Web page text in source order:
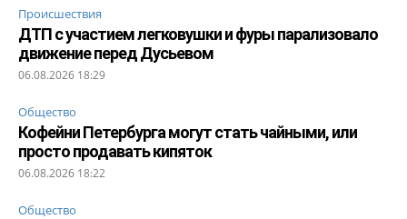
Происшествия
ДТП с участием легковушки и фуры парализовало
движение перед Дусьевом
06.08.2026 18:29
Общество
Кофейни Петербурга могут стать чайными, или
просто продавать кипяток
06.08.2026 18:22
Общество